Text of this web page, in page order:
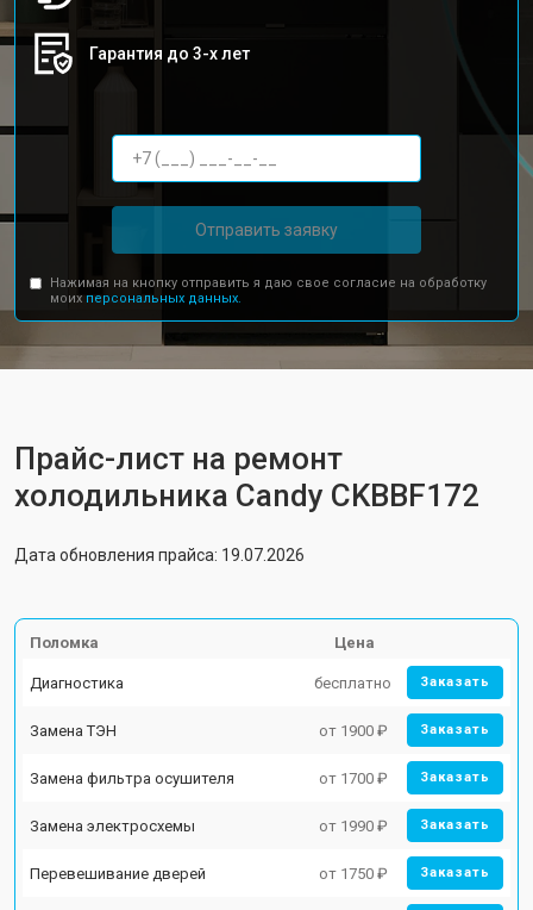
Гарантия до 3-х лет
Отправить заявку
Нажимая на кнопку отправить я даю свое согласие на обработку
моих персональных данных.
Прайс-лист на ремонт
холодильника Candy CKBBF172
Дата обновления прайса: 19.07.2026
Поломка Цена
Диагностика бесплатно Заказать
Замена ТЭН от 1900 ₽ Заказать
Замена фильтра осушителя от 1700 ₽ Заказать
Замена электросхемы от 1990 ₽ Заказать
Перевешивание дверей от 1750 ₽ Заказать